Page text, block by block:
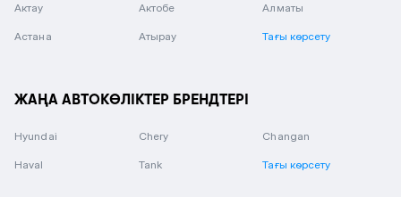
Актау Актобе Алматы
Астана Атырау Тағы көрсету
ЖАҢА АВТОКӨЛІКТЕР БРЕНДТЕРІ
Hyundai Chery Changan
Haval Tank Тағы көрсету